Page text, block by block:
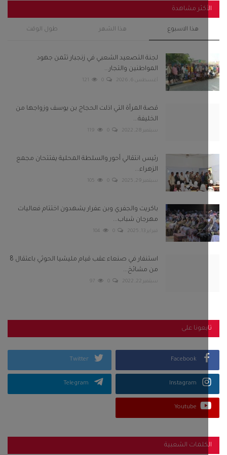
مشاهدة
هذا الاسبوع هذا الشهر طول الوقت
لجنة التصعيد الشعبي في زنجبار تثمن جهود
المواطنين والتجار...
أغسطس 6, 2026 0
121
قصة المرأة التي اذلت الحجاج بن يوسف وزواجها من
الخليفة...
0
119
رئيس انتقالي أحور والسلطة المحلية يفتتحان مجمع
الزهراء...
سبتمبر 29, 2025 0
105
باكريت والجفري وبن عفرار يشهدون اختتام فعاليات
مهرجان شباب...
فبراير 13, 2025 0
104
استنفار في صنعاء عقب قيام مليشيا الحوثي باعتقال 8
من مشائخ...
0
97
على
Facebook
Twitter
Instagram
Telegram
Youtube
الشعبية